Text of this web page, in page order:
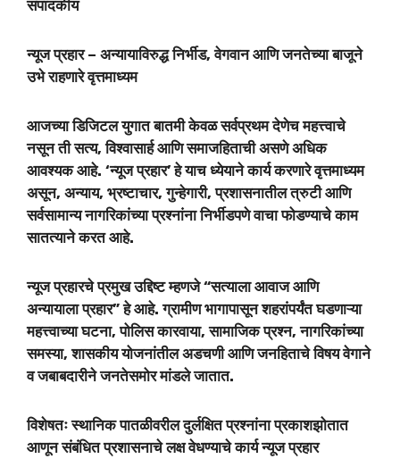
संपादकीय
न्यूज प्रहार – अन्यायाविरुद्ध निर्भीड, वेगवान आणि जनतेच्या बाजूने
उभे राहणारे वृत्तमाध्यम
आजच्या डिजिटल युगात बातमी केवळ सर्वप्रथम देणेच महत्त्वाचे
नसून ती सत्य, विश्वासार्ह आणि समाजहिताची असणे अधिक
आवश्यक आहे. ‘न्यूज प्रहार’ हे याच ध्येयाने कार्य करणारे वृत्तमाध्यम
असून, अन्याय, भ्रष्टाचार, गुन्हेगारी, प्रशासनातील त्रुटी आणि
सर्वसामान्य नागरिकांच्या प्रश्नांना निर्भीडपणे वाचा फोडण्याचे काम
सातत्याने करत आहे.
न्यूज प्रहारचे प्रमुख उद्दिष्ट म्हणजे “सत्याला आवाज आणि
अन्यायाला प्रहार” हे आहे. ग्रामीण भागापासून शहरांपर्यंत घडणाऱ्या
महत्त्वाच्या घटना, पोलिस कारवाया, सामाजिक प्रश्न, नागरिकांच्या
समस्या, शासकीय योजनांतील अडचणी आणि जनहिताचे विषय वेगाने
व जबाबदारीने जनतेसमोर मांडले जातात.
विशेषतः स्थानिक पातळीवरील दुर्लक्षित प्रश्नांना प्रकाशझोतात
आणून संबंधित प्रशासनाचे लक्ष वेधण्याचे कार्य न्यूज प्रहार